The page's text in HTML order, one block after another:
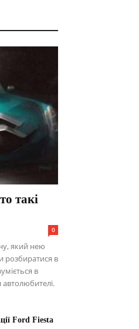
такі
0
який нею
розбиратися в
в
Ford Fiesta